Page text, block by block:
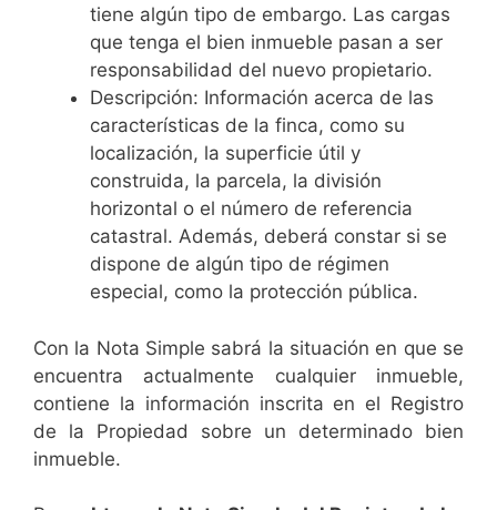
tiene algún tipo de embargo. Las cargas
que tenga el bien inmueble pasan a ser
responsabilidad del nuevo propietario.
Descripción: Información acerca de las
características de la finca, como su
localización, la superficie útil y
construida, la parcela, la división
horizontal o el número de referencia
catastral. Además, deberá constar si se
dispone de algún tipo de régimen
especial, como la protección pública.
Con la Nota Simple sabrá la situación en que se
encuentra actualmente cualquier inmueble,
contiene la información inscrita en el Registro
de la Propiedad sobre un determinado bien
inmueble.